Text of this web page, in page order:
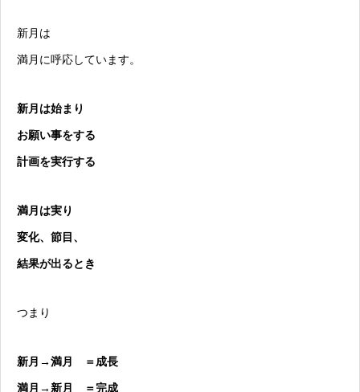
新月は
満月に呼応しています。
新月は始まり
お願い事をする
計画を実行する
満月は実り
変化、節目、
結果が出るとき
つまり
新月→満月 ＝成長
満月→新月 ＝完成